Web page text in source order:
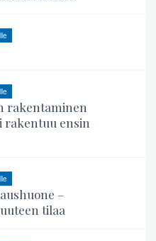
rakentaminen
rakentuu ensin
–
tilaa